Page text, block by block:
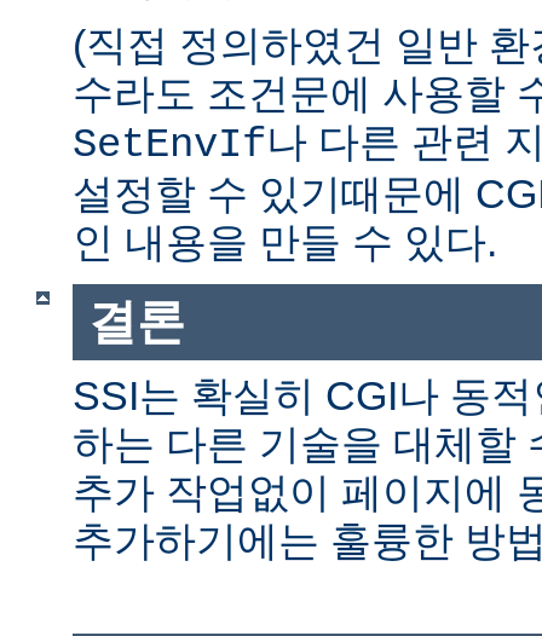
(직접 정의하였건 일반
수라도 조건문에 사용할
SetEnvIf나 다른 관련
설정할 수 있기때문에
인 내용을 만들 수 있다.
결론
SSI는 확실히 CGI나 동
하는 다른 기술을 대체할
추가 작업없이 페이지에
추가하기에는 훌륭한 방